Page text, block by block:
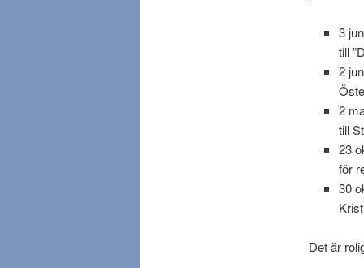
3
till
2
2
till
23
för
30
Det är